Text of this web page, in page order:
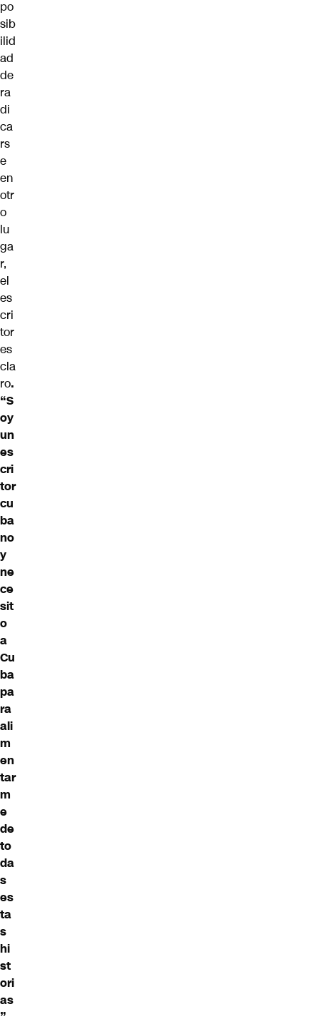
po
sib
ilid
ad
de
ra
di
ca
rs
e
en
otr
o
lu
ga
r,
el
es
cri
tor
es
cla
ro.
“S
oy
un
es
cri
tor
cu
ba
no
y
ne
ce
sit
o
a
Cu
ba
pa
ra
ali
m
en
tar
m
e
de
to
da
s
es
ta
s
hi
st
ori
as